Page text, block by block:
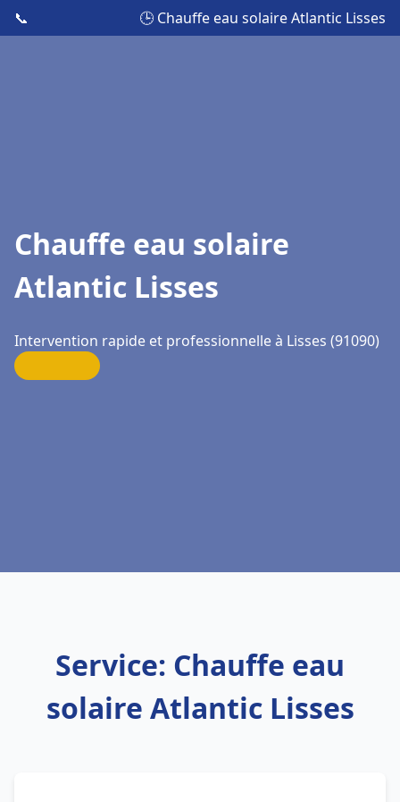
📞 🕒 Chauffe eau solaire Atlantic Lisses
Chauffe eau solaire
Atlantic Lisses
Intervention rapide et professionnelle à Lisses (91090)
Service: Chauffe eau
solaire Atlantic Lisses